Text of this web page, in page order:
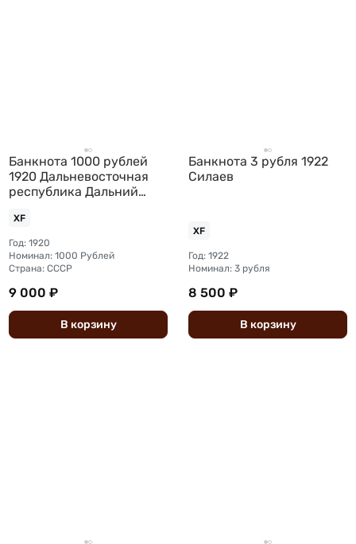
Банкнота 1000 рублей
1920 Дальневосточная
республика Дальний
XF
Год: 1920
Номинал: 1000 Рублей
Страна: СССР
9 000 ₽
В корзину
Банкнота 3 рубля 1922
Силаев
XF
Год: 1922
Номинал: 3 рубля
8 500 ₽
В корзину